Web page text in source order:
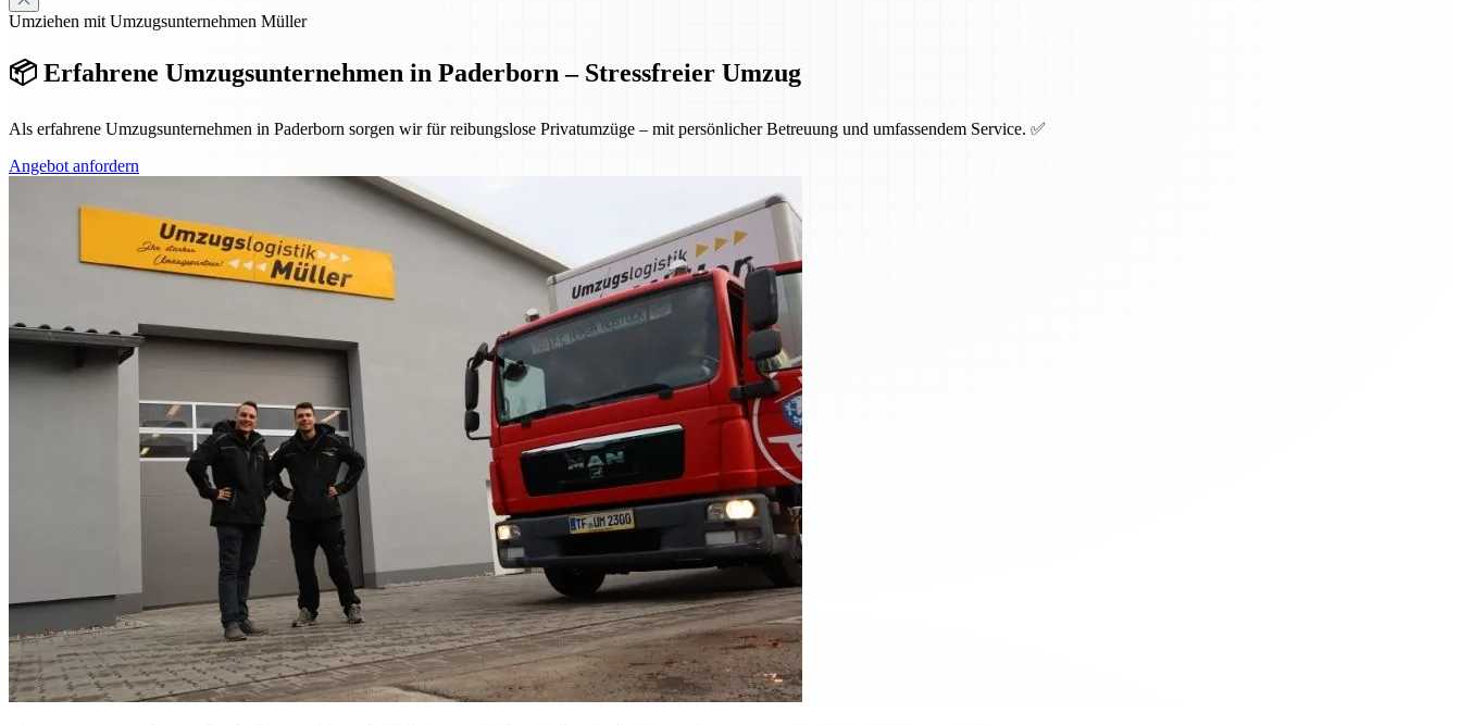
Umziehen mit Umzugsunternehmen Müller
📦 Erfahrene Umzugsunternehmen in Paderborn – Stressfreier Umzug
Als erfahrene Umzugsunternehmen in Paderborn sorgen wir für reibungslose Privatumzüge – mit persönlicher Betreuung und umfassendem Service. ✅
Angebot anfordern